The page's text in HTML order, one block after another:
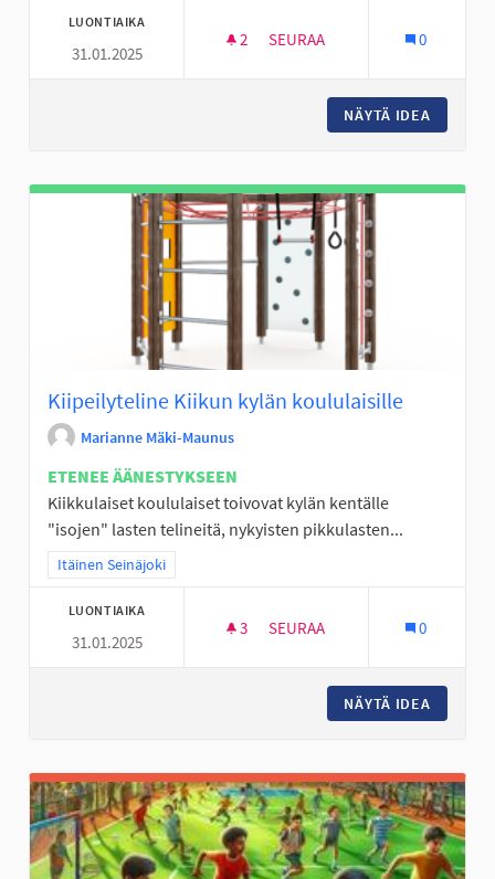
LUONTIAIKA
31.01.2025
2 2 SEURAAJAA
SEURAA 0
NÄYTÄ IDEA
Kiipeilyteline Kiikun kylän koululaisille
Marianne Mäki-Maunus
ETENEE ÄÄNESTYKSEEN
Kiikkulaiset koululaiset toivovat kylän kentälle
"isojen" lasten telineitä, nykyisten pikkulasten...
Rajaa tulokset teeman mukaan: Itäinen Seinäjoki
Itäinen Seinäjoki
LUONTIAIKA
31.01.2025
3 3 SEURAAJAA
SEURAA 0
NÄYTÄ IDEA